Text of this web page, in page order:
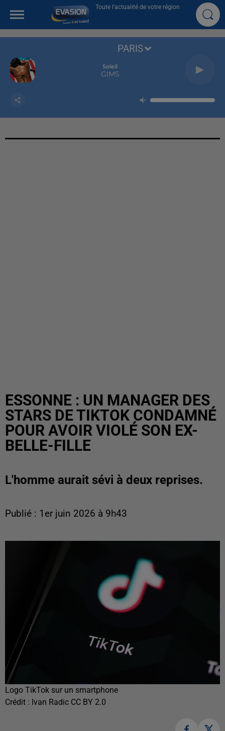
Toute l'actualité de votre région
Soleil
GIMS
PARIS
ESSONNE : UN MANAGER DES
STARS DE TIKTOK CONDAMNÉ
POUR AVOIR VIOLÉ SON EX-
BELLE-FILLE
L'homme aurait sévi à deux reprises.
Publié : 1er juin 2026 à 9h43
Logo TikTok sur un smartphone
Crédit : Ivan Radic CC BY 2.0